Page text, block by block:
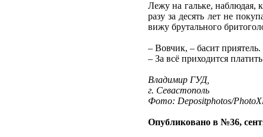
Лежу на гальке, наблюдая,
разу за десять лет не
вижу брутального
– Вовчик, – басит
– За всё приходится
Владимир ГУД,
г. Севастополь
Фото: Depositphotos/
Опубликовано в №36,